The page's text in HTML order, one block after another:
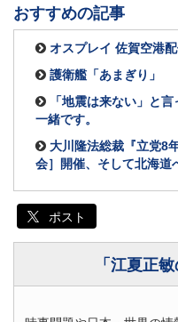
おすすめの記事
オスプレイ 佐賀空港
護衛艦「あまぎり」
「地震は来ない」と
一緒です。
大川隆法総裁『立党8
会］開催、そして北海道
ポスト
「江夏正